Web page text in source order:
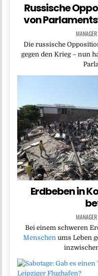
Russische
von
MANAGER
Die russische
gegen den Krieg – nun
Erdbeben in
MANAGER
Bei einem schweren
Menschenums Leben